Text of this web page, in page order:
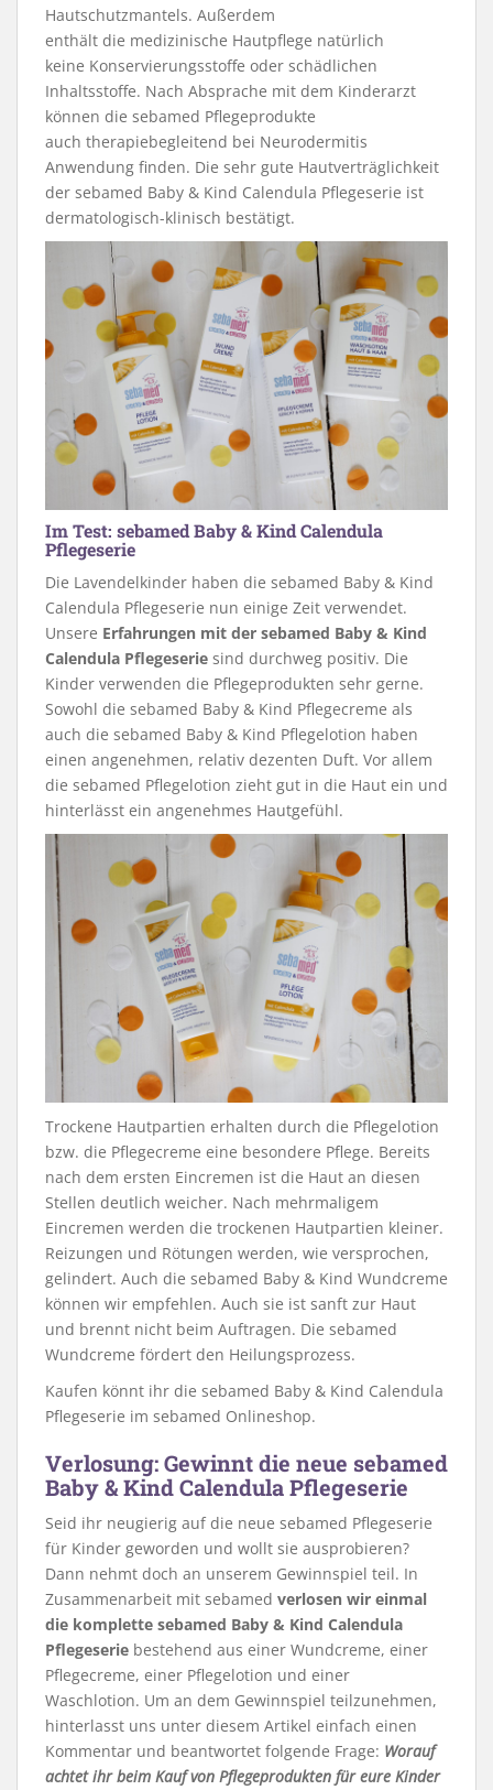
Hautschutzmantels. Außerdem
enthält die medizinische Hautpflege natürlich
keine Konservierungsstoffe oder schädlichen
Inhaltsstoffe. Nach Absprache mit dem Kinderarzt
können die sebamed Pflegeprodukte
auch therapiebegleitend bei Neurodermitis
Anwendung finden. Die sehr gute Hautverträglichkeit
der sebamed Baby & Kind Calendula Pflegeserie ist
dermatologisch-klinisch bestätigt.
Im Test: sebamed Baby & Kind Calendula
Pflegeserie
Die Lavendelkinder haben die sebamed Baby & Kind
Calendula Pflegeserie nun einige Zeit verwendet.
Unsere Erfahrungen mit der sebamed Baby & Kind
Calendula Pflegeserie sind durchweg positiv. Die
Kinder verwenden die Pflegeprodukten sehr gerne.
Sowohl die sebamed Baby & Kind Pflegecreme als
auch die sebamed Baby & Kind Pflegelotion haben
einen angenehmen, relativ dezenten Duft. Vor allem
die sebamed Pflegelotion zieht gut in die Haut ein und
hinterlässt ein angenehmes Hautgefühl.
Trockene Hautpartien erhalten durch die Pflegelotion
bzw. die Pflegecreme eine besondere Pflege. Bereits
nach dem ersten Eincremen ist die Haut an diesen
Stellen deutlich weicher. Nach mehrmaligem
Eincremen werden die trockenen Hautpartien kleiner.
Reizungen und Rötungen werden, wie versprochen,
gelindert. Auch die sebamed Baby & Kind Wundcreme
können wir empfehlen. Auch sie ist sanft zur Haut
und brennt nicht beim Auftragen. Die sebamed
Wundcreme fördert den Heilungsprozess.
Kaufen könnt ihr die sebamed Baby & Kind Calendula
Pflegeserie im sebamed Onlineshop.
Verlosung: Gewinnt die neue sebamed
Baby & Kind Calendula Pflegeserie
Seid ihr neugierig auf die neue sebamed Pflegeserie
für Kinder geworden und wollt sie ausprobieren?
Dann nehmt doch an unserem Gewinnspiel teil. In
Zusammenarbeit mit sebamed verlosen wir einmal
die komplette sebamed Baby & Kind Calendula
Pflegeserie bestehend aus einer Wundcreme, einer
Pflegecreme, einer Pflegelotion und einer
Waschlotion. Um an dem Gewinnspiel teilzunehmen,
hinterlasst uns unter diesem Artikel einfach einen
Kommentar und beantwortet folgende Frage: Worauf
achtet ihr beim Kauf von Pflegeprodukten für eure Kinder